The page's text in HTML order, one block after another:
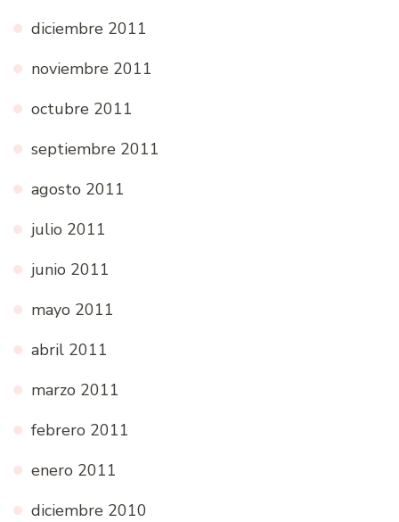
diciembre 2011
noviembre 2011
octubre 2011
septiembre 2011
agosto 2011
julio 2011
junio 2011
mayo 2011
abril 2011
marzo 2011
febrero 2011
enero 2011
diciembre 2010